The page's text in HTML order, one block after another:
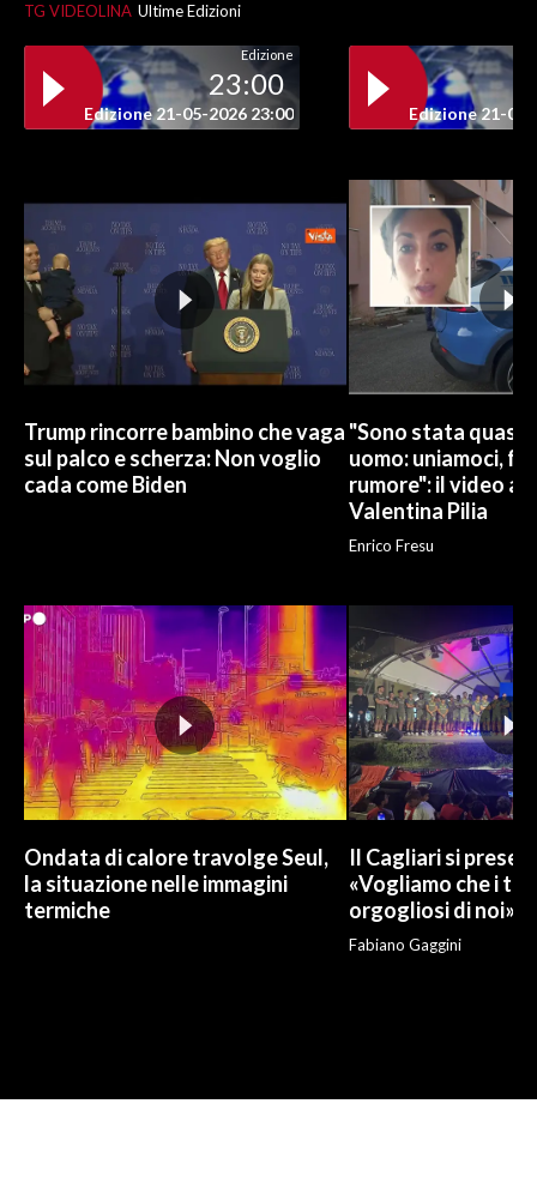
TG VIDEOLINA Ultime Edizioni
Edizione
23:00
Edizione 21-05-2026 23:00 Edizione 21-05-
Trump rincorre bambino che vaga
sul palco e scherza: Non voglio
cada come Biden
"Sono stata quasi
uomo: uniamoci,
rumore": il video
Valentina Pilia
Enrico Fresu
Ondata di calore travolge Seul,
la situazione nelle immagini
termiche
Il Cagliari si
«Vogliamo che i
orgogliosi di noi»
Fabiano Gaggini